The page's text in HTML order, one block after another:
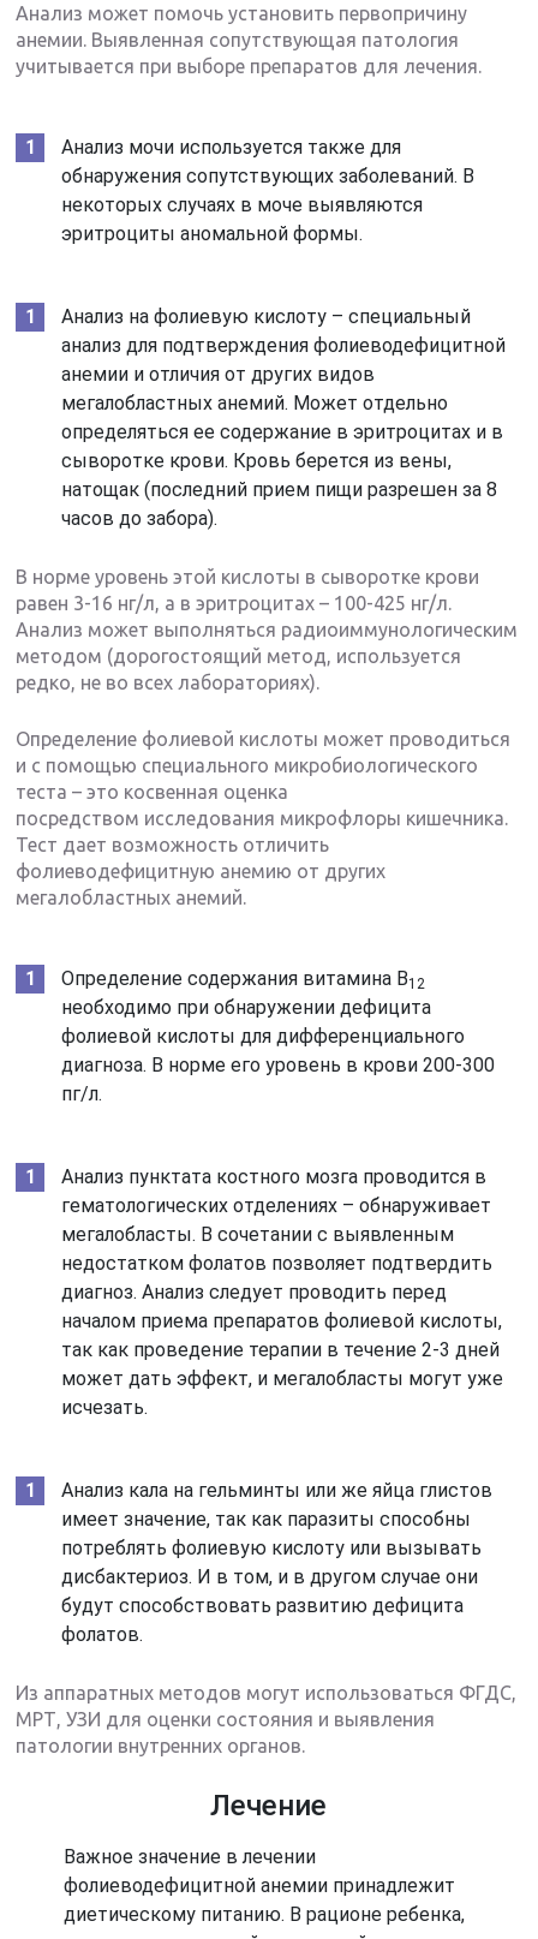
Анализ может помочь установить первопричину
анемии. Выявленная сопутствующая патология
учитывается при выборе препаратов для лечения.
Анализ мочи используется также для
обнаружения сопутствующих заболеваний. В
некоторых случаях в моче выявляются
эритроциты аномальной формы.
Анализ на фолиевую кислоту – специальный
анализ для подтверждения фолиеводефицитной
анемии и отличия от других видов
мегалобластных анемий. Может отдельно
определяться ее содержание в эритроцитах и в
сыворотке крови. Кровь берется из вены,
натощак (последний прием пищи разрешен за 8
часов до забора).
В норме уровень этой кислоты в сыворотке крови
равен 3-16 нг/л, а в эритроцитах – 100-425 нг/л.
Анализ может выполняться радиоиммунологическим
методом (дорогостоящий метод, используется
редко, не во всех лабораториях).
Определение фолиевой кислоты может проводиться
и с помощью специального микробиологического
теста – это косвенная оценка
посредством исследования микрофлоры кишечника.
Тест дает возможность отличить
фолиеводефицитную анемию от других
мегалобластных анемий.
Определение содержания витамина В12
необходимо при обнаружении дефицита
фолиевой кислоты для дифференциального
диагноза. В норме его уровень в крови 200-300
пг/л.
Анализ пунктата костного мозга проводится в
гематологических отделениях – обнаруживает
мегалобласты. В сочетании с выявленным
недостатком фолатов позволяет подтвердить
диагноз. Анализ следует проводить перед
началом приема препаратов фолиевой кислоты,
так как проведение терапии в течение 2-3 дней
может дать эффект, и мегалобласты могут уже
исчезать.
Анализ кала на гельминты или же яйца глистов
имеет значение, так как паразиты способны
потреблять фолиевую кислоту или вызывать
дисбактериоз. И в том, и в другом случае они
будут способствовать развитию дефицита
фолатов.
Из аппаратных методов могут использоваться ФГДС,
МРТ, УЗИ для оценки состояния и выявления
патологии внутренних органов.
Лечение
Важное значение в лечении
фолиеводефицитной анемии принадлежит
диетическому питанию. В рационе ребенка,